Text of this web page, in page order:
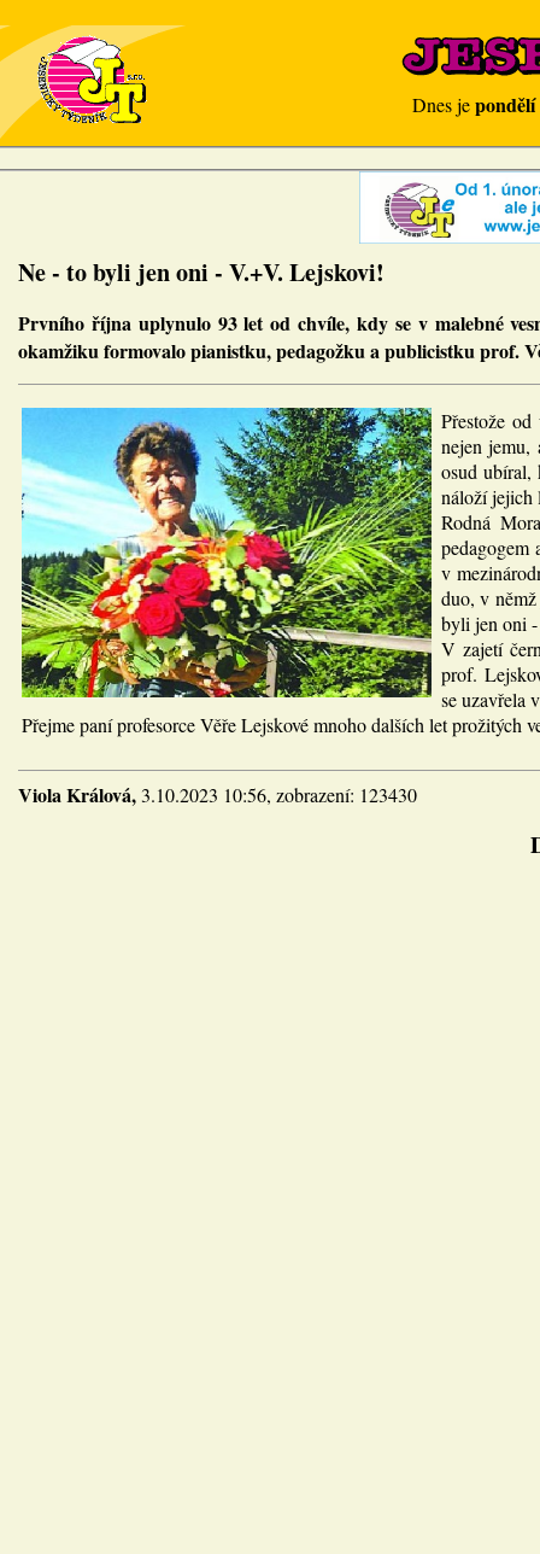
Dnes jepondělí
Ne - to byli jen oni - V.+V. Lejskovi!
Prvního října uplynulo 93 let od chvíle, kdy se v malebné
okamžiku formovalo pianistku, pedagožku a publicistku prof.
Přestože
nejen jemu,
osud ubíral,
náloží jejich
Rodná
pedagogem
v
duo, v
byli jen oni
V zajetí
prof.
se uzavřela
Přejme paní profesorce Věře Lejskové mnoho dalších let prožitých
Viola Králová,3.10.2023 10:56, zobrazení: 123430